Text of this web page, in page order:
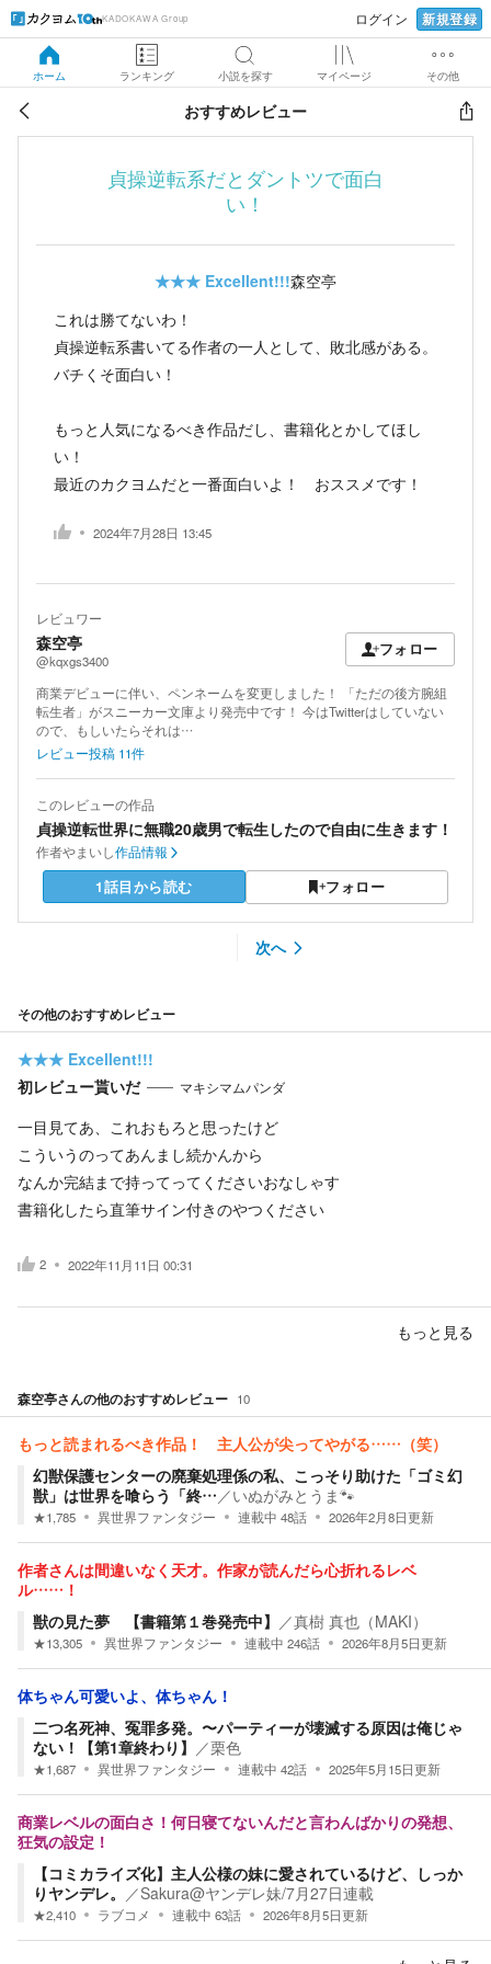
KADOKAWA Group ログイン 新規登録
ホーム ランキング 小説を探す マイページ その他
おすすめレビュー
貞操逆転系だとダントツで面白
い！
★★★ Excellent!!!森空亭
これは勝てないわ！
貞操逆転系書いてる作者の一人として、敗北感がある。
バチくそ面白い！
もっと人気になるべき作品だし、書籍化とかしてほし
い！
最近のカクヨムだと一番面白いよ！ おススメです！
2024年7月28日 13:45
レビュワー
森空亭
@kqxgs3400
フォロー
商業デビューに伴い、ペンネームを変更しました！ 「ただの後方腕組
転生者」がスニーカー文庫より発売中です！ 今はTwitterはしていない
ので、もしいたらそれは…
レビュー投稿 11件
このレビューの作品
貞操逆転世界に無職20歳男で転生したので自由に生きます！
作者やまいし作品情報
1話目から読む フォロー
次へ
その他のおすすめレビュー
★★★ Excellent!!!
初レビュー貰いだ
マキシマムパンダ
一目見てあ、これおもろと思ったけど
こういうのってあんまし続かんから
なんか完結まで持ってってくださいおなしゃす
書籍化したら直筆サイン付きのやつください
2 2022年11月11日 00:31
もっと見る
森空亭さんの他のおすすめレビュー 10
もっと読まれるべき作品！ 主人公が尖ってやがる……（笑）
幻獣保護センターの廃棄処理係の私、こっそり助けた「ゴミ幻
獣」は世界を喰らう「終… ／いぬがみとうま🐾
★1,785 異世界ファンタジー 連載中 48話 2026年2月8日更新
作者さんは間違いなく天才。作家が読んだら心折れるレベ
ル……！
獣の見た夢 【書籍第１巻発売中】 ／真樹 真也（MAKI）
★13,305 異世界ファンタジー 連載中 246話 2026年8月5日更新
体ちゃん可愛いよ、体ちゃん！
二つ名死神、冤罪多発。〜パーティーが壊滅する原因は俺じゃ
ない！【第1章終わり】 ／栗色
★1,687 異世界ファンタジー 連載中 42話 2025年5月15日更新
商業レベルの面白さ！何日寝てないんだと言わんばかりの発想、
狂気の設定！
【コミカライズ化】主人公様の妹に愛されているけど、しっか
りヤンデレ。 ／Sakura@ヤンデレ妹/7月27日連載
★2,410 ラブコメ 連載中 63話 2026年8月5日更新